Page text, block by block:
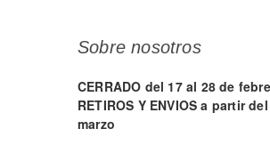
Sobre nosotros
CERRADO del 17 al 28 de
RETIROS Y ENVIOS a partir
marzo